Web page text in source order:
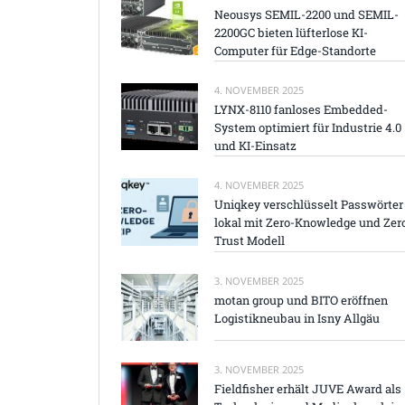
Neousys SEMIL-2200 und SEMIL-
2200GC bieten lüfterlose KI-
Computer für Edge-Standorte
4. NOVEMBER 2025
LYNX-8110 fanloses Embedded-
System optimiert für Industrie 4.0
und KI-Einsatz
4. NOVEMBER 2025
Uniqkey verschlüsselt Passwörter
lokal mit Zero-Knowledge und
Trust Modell
3. NOVEMBER 2025
motan group und BITO eröffnen
Logistikneubau in Isny Allgäu
3. NOVEMBER 2025
Fieldfisher erhält JUVE Award als